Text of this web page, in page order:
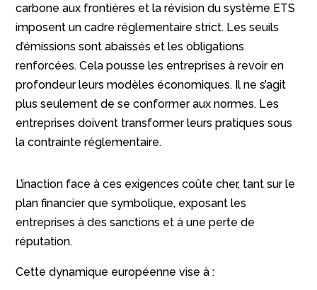
carbone aux frontières et la révision du système ETS
imposent un cadre réglementaire strict. Les seuils
d’émissions sont abaissés et les obligations
renforcées. Cela pousse les entreprises à revoir en
profondeur leurs modèles économiques. Il ne s’agit
plus seulement de se conformer aux normes. Les
entreprises doivent transformer leurs pratiques sous
la contrainte réglementaire.
L’inaction face à ces exigences coûte cher, tant sur le
plan financier que symbolique, exposant les
entreprises à des sanctions et à une perte de
réputation.
Cette dynamique européenne vise à :